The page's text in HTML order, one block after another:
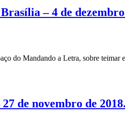
– 4 de dezembro
do Mandando a Letra, sobre teimar
de novembro de